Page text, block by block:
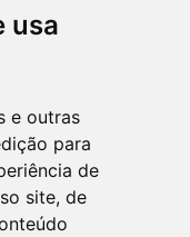
usa
e outras
para
de
site, de
#vianadocastelo
Valdevez
e Passeio
Ribeiro